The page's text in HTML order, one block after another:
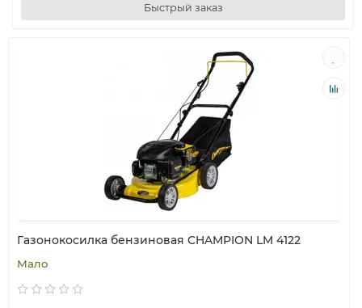
Быстрый заказ
Газонокосилка бензиновая CHAMPION LM 4122
Мало